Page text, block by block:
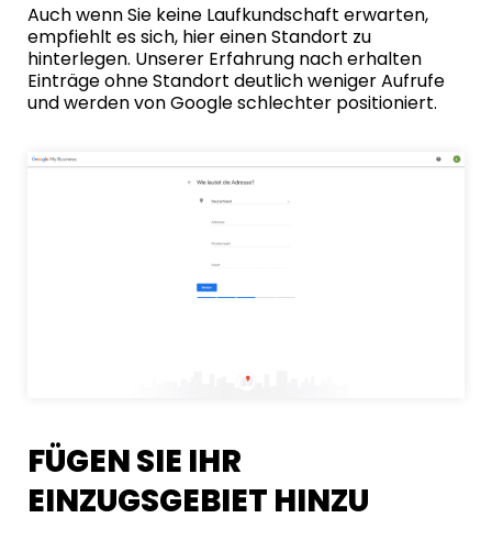
Auch wenn Sie keine Laufkundschaft erwarten,
empfiehlt es sich, hier einen Standort zu
hinterlegen. Unserer Erfahrung nach erhalten
Einträge ohne Standort deutlich weniger Aufrufe
und werden von Google schlechter positioniert.
FÜGEN SIE IHR
EINZUGSGEBIET HINZU